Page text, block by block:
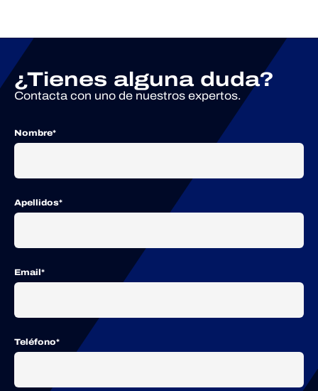
Alejandro
Blanchard
¿Tienes alguna duda?
Contacta con uno de nuestros expertos.
Nombre*
Apellidos*
Email*
Teléfono*